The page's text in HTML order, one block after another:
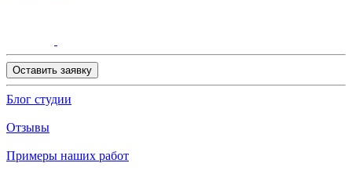
Оставить заявку
Блог студии
Отзывы
Примеры наших работ